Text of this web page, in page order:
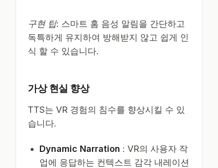
구현 팁: 스마트 홈 음성 알림을 간단하고
독특하게 유지하여 방해받지 않고 쉽게 인
식 할 수 있습니다.
가상 현실 향상
TTS는 VR 경험의 침수를 향상시킬 수 있
습니다.
Dynamic Narration : VR의 사용자 작
업에 응답하는 컨텍스트 감각 내레이션